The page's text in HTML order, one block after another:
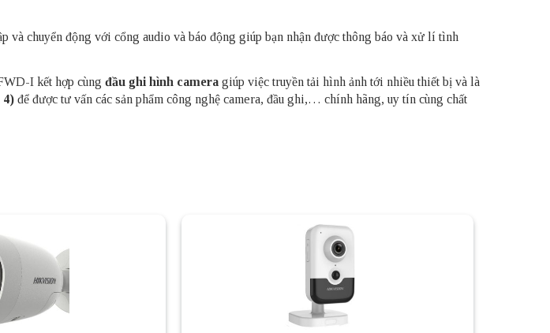
chuyển động với cổng audio và báo động giúp bạn nhận được thông báo và xử lí tình
I kết hợp cùng đầu ghi hình camera giúp việc truyền tải hình ảnh tới nhiều thiết bị và là
4) để được tư vấn các sản phẩm công nghệ camera, đầu ghi,… chính hãng, uy tín cùng chất